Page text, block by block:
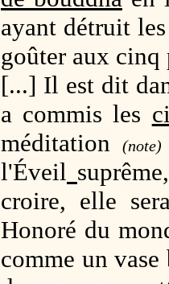
ayant détruit
goûter aux
[...] Il est dit
a commis les
méditation
(note)
l'Éveil
croire, elle
Honoré du
comme un